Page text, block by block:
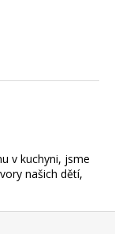
v kuchyni, jsme
našich dětí,